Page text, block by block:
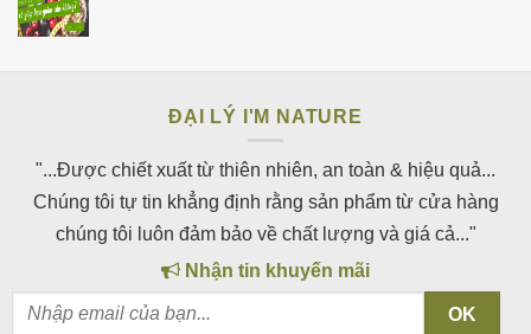
ĐẠI LÝ I'M NATURE
"...Được chiết xuất từ thiên nhiên, an toàn & hiệu quả...
Chúng tôi tự tin khẳng định rằng sản phẩm từ cửa hàng
chúng tôi luôn đảm bảo về chất lượng và giá cả..."
Nhận tin khuyến mãi